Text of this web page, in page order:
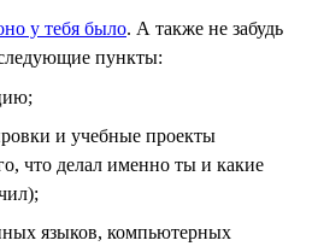
у тебя было. А также не забудь
пункты:
и учебные проекты
что делал именно ты и какие
языков, компьютерных